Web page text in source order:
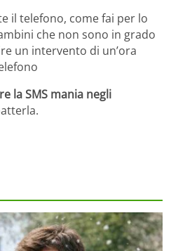
il telefono, come fai per lo
che non sono in grado
un intervento di un’ora
la SMS mania negli